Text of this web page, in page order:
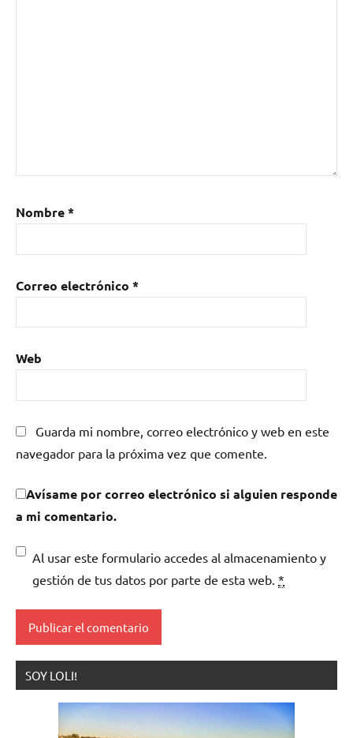
Nombre*
Correo electrónico *
Web
Guarda mi nombre, correo electrónico y web en este
navegador para la próxima vez que comente.
Avísame por correo electrónico si alguien responde
a mi comentario.
Al usar este formulario accedes al almacenamiento y
gestión de tus datos por parte de esta web. *
SOY LOLI!